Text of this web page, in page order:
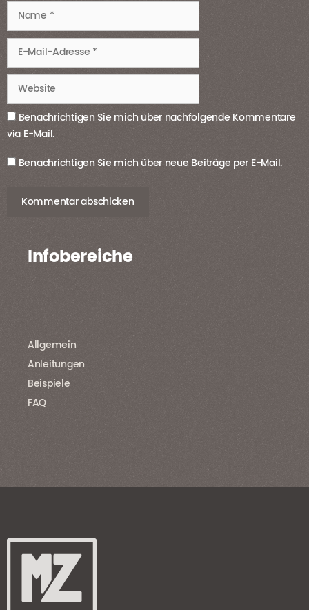
Adresse
Benachrichtigen Sie mich über nachfolgende Kommentare
via E-Mail.
Benachrichtigen Sie mich über neue Beiträge per E-Mail.
Infobereiche
Allgemein
Anleitungen
Beispiele
FAQ